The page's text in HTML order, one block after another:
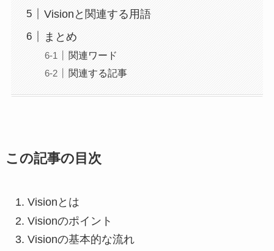
Visionと関連する用語
まとめ
関連ワード
関連する記事
この記事の目次
Visionとは
Visionのポイント
Visionの基本的な流れ